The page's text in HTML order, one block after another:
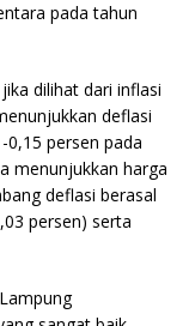
pada tahun
dilihat dari inflasi
deflasi
persen pada
menunjukkan harga
deflasi berasal
persen) serta